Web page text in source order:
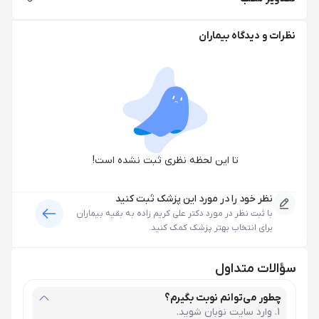
نظرات و دیدگاه بیماران
تا این لحظه نظری ثبت نشده است!
نظر خود را در مورد این پزشک ثبت کنید
با ثبت نظر در مورد دکتر علی کریم زاده به بقیه بیماران
برای انتخاب بهتر پزشک کمک کنید.
سؤالات متداول
چطور می‌توانم نوبت بگیرم؟
وارد سایت نوبان شوید.